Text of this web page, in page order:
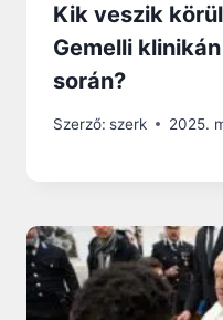
Kik veszik
Gemelli
során?
Szerző: szerk 2025.